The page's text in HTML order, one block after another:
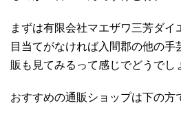
まずは有限会社マエザワ三芳ダイ
目当てがなければ入間郡の他の手
販も見てみるって感じでどうでし
おすすめの通販ショップは下の方